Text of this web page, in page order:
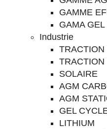
GAMME
GAMA GEL
Industrie
TRACTION
SOLAIRE
AGM
AGM
GEL
LITHIUM